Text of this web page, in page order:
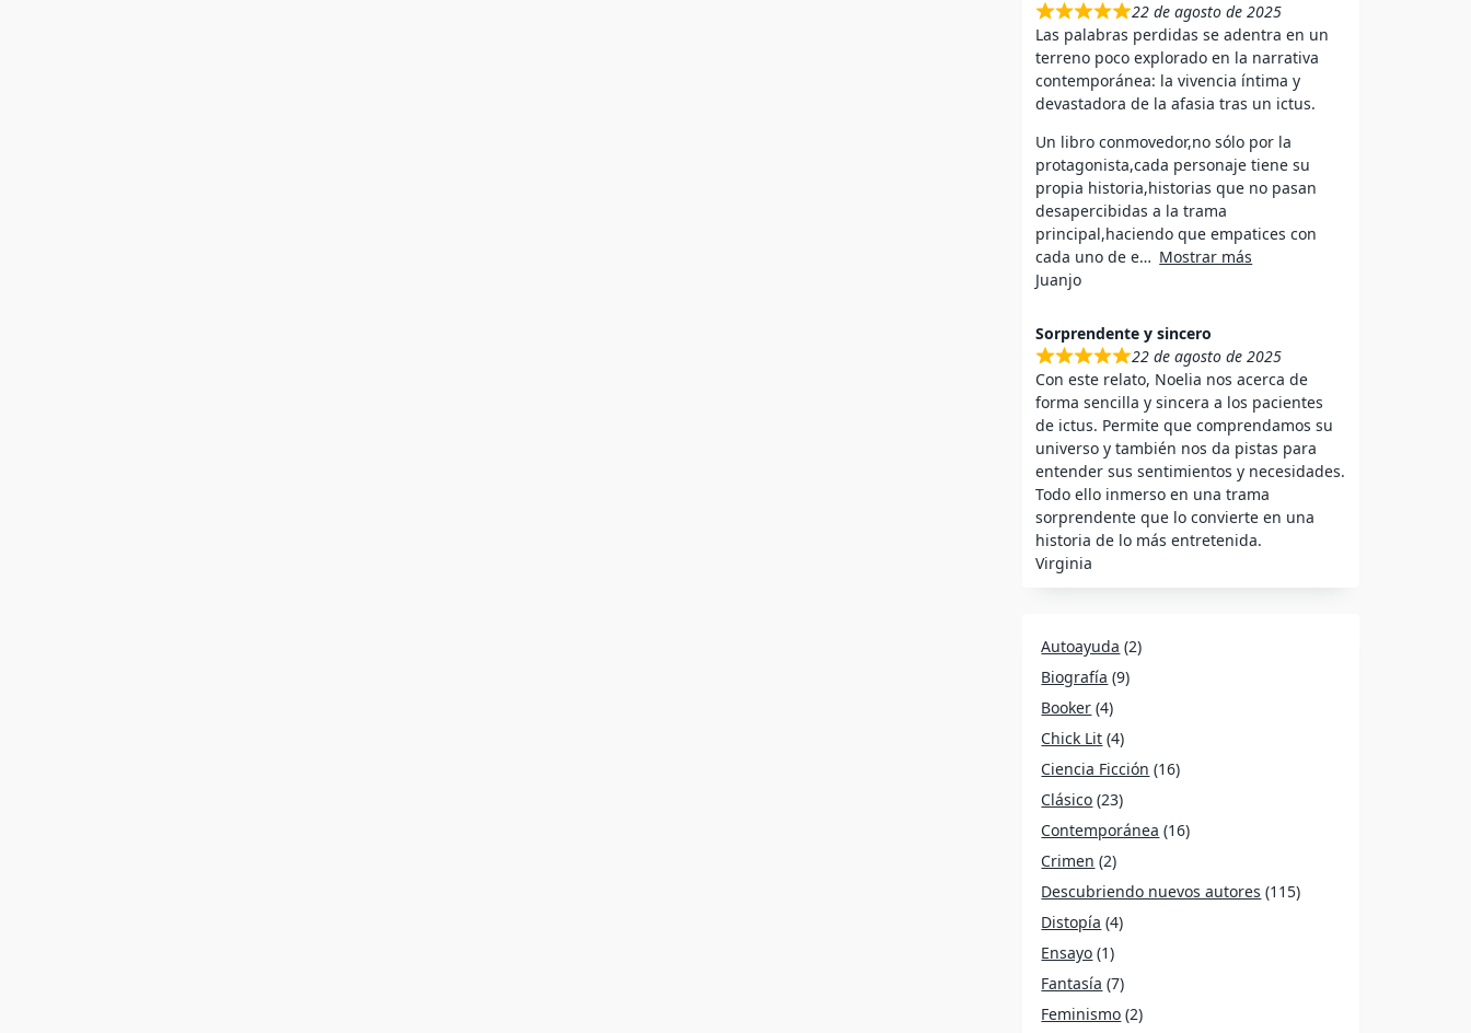
22 de agosto de 2025
Las palabras perdidas se adentra en un
terreno poco explorado en la narrativa
contemporánea: la vivencia íntima y
devastadora de la afasia tras un ictus.
Un libro conmovedor,no sólo por la
protagonista,cada personaje tiene su
propia historia,historias que no pasan
desapercibidas a la trama
principal,haciendo que empatices con
cada uno de e
Mostrar más
Juanjo
Sorprendente y sincero
22 de agosto de 2025
Con este relato, Noelia nos acerca de
forma sencilla y sincera a los pacientes
de ictus. Permite que comprendamos su
universo y también nos da pistas para
entender sus sentimientos y necesidades.
Todo ello inmerso en una trama
sorprendente que lo convierte en una
historia de lo más entretenida.
Virginia
Autoayuda (2)
Biografía (9)
Booker (4)
Chick Lit (4)
Ciencia Ficción (16)
Clásico (23)
Contemporánea (16)
Crimen (2)
Descubriendo nuevos autores (115)
Distopía (4)
Ensayo (1)
Fantasía (7)
Feminismo (2)